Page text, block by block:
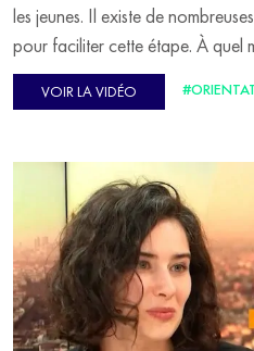
les jeunes. Il existe de
pour faciliter cette étape. À quel
réfléchir à son avenir ? Comment
métier ? Quels sont les secteurs
fondatrice et CEO de "My Job
responsable marketing de "Hello
Dans sa "Loupe", Alix Nguyen
"Réussir aujourd'hui", qui
poursuivre leurs études.
VOIR LA VIDÉO